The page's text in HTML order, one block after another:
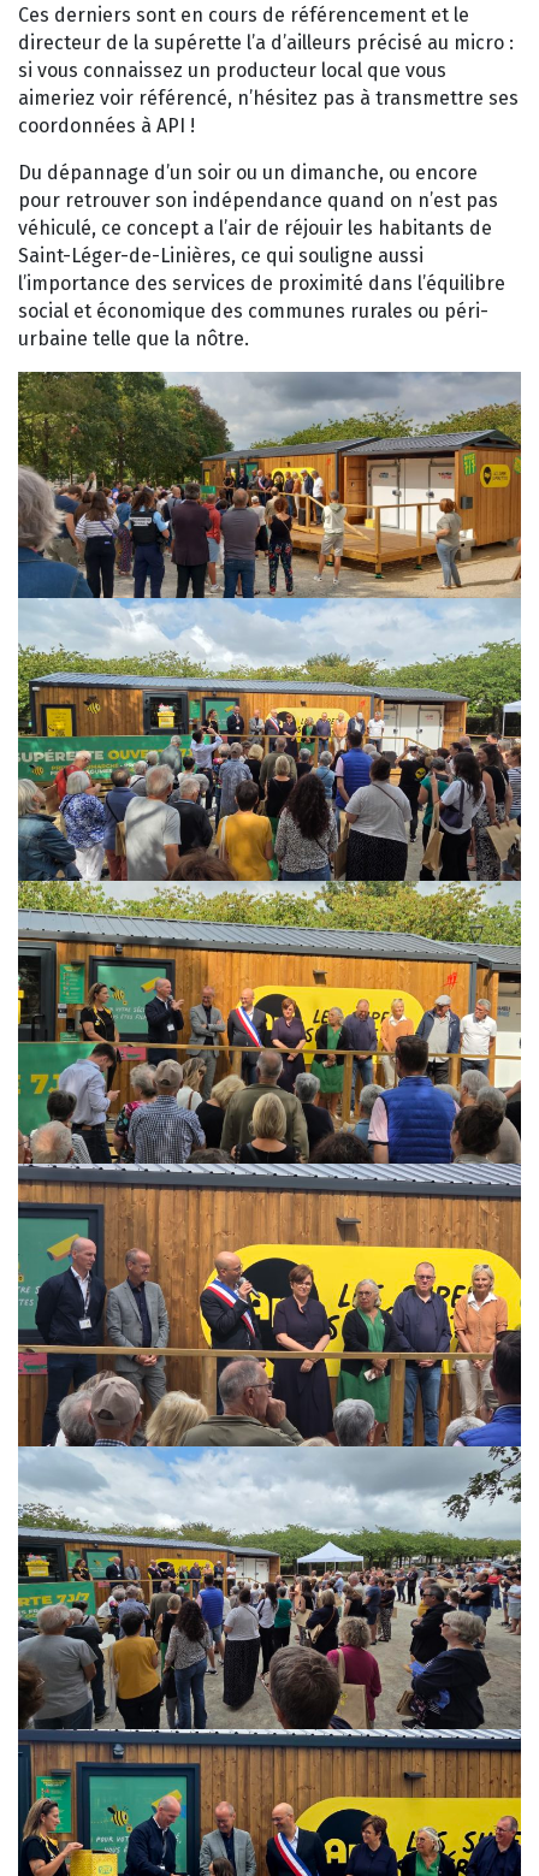
Ces derniers sont en cours de référencement et le
directeur de la supérette l’a d’ailleurs précisé au micro :
si vous connaissez un producteur local que vous
aimeriez voir référencé, n’hésitez pas à transmettre ses
coordonnées à API !
Du dépannage d’un soir ou un dimanche, ou encore
pour retrouver son indépendance quand on n’est pas
véhiculé, ce concept a l’air de réjouir les habitants de
Saint-Léger-de-Linières, ce qui souligne aussi
l’importance des services de proximité dans l’équilibre
social et économique des communes rurales ou péri-
urbaine telle que la nôtre.